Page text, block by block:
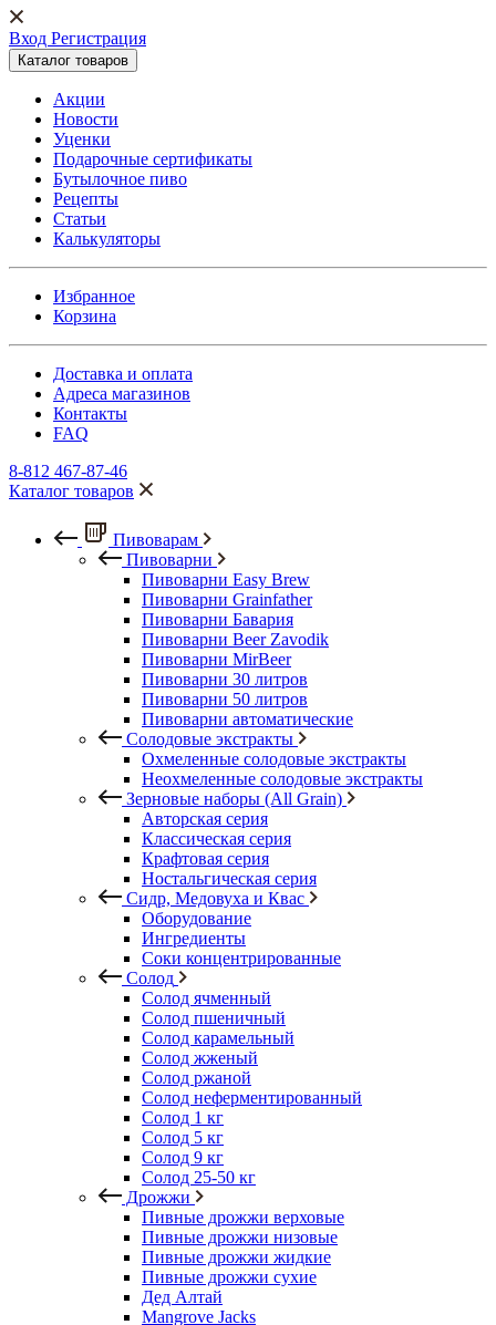
Вход Регистрация
Каталог товаров
Акции
Новости
Уценки
Подарочные сертификаты
Бутылочное пиво
Рецепты
Статьи
Калькуляторы
Избранное
Корзина
Доставка и оплата
Адреса магазинов
Контакты
FAQ
8-812 467-87-46
Каталог товаров
Пивоварам
Пивоварни
Пивоварни Easy Brew
Пивоварни Grainfather
Пивоварни Бавария
Пивоварни Beer Zavodik
Пивоварни MirBeer
Пивоварни 30 литров
Пивоварни 50 литров
Пивоварни автоматические
Солодовые экстракты
Охмеленные солодовые экстракты
Неохмеленные солодовые экстракты
Зерновые наборы (All Grain)
Авторская серия
Классическая серия
Крафтовая серия
Ностальгическая серия
Сидр, Медовуха и Квас
Оборудование
Ингредиенты
Соки концентрированные
Солод
Солод ячменный
Солод пшеничный
Солод карамельный
Солод жженый
Солод ржаной
Солод неферментированный
Солод 1 кг
Солод 5 кг
Солод 9 кг
Солод 25-50 кг
Дрожжи
Пивные дрожжи верховые
Пивные дрожжи низовые
Пивные дрожжи жидкие
Пивные дрожжи сухие
Дед Алтай
Mangrove Jacks